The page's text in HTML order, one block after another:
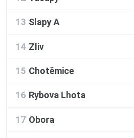
13 Slapy A
14 Zliv
15 Chotěmice
16 Rybova Lhota
17 Obora